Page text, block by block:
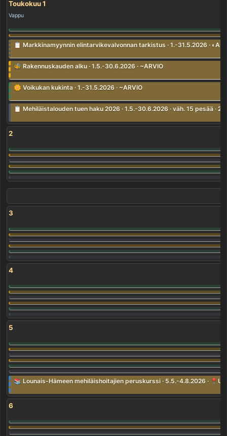
Toukokuu 1
Vappu
📋 Markkinamyynnin elintarvikevalvonnan tarkistus · 1.-31.5.2026 ·
🐝 Rakennuskauden alku · 1.5.-30.6.2026 · ~ARVIO
🌼 Voikukan kukinta · 1.-31.5.2026 · ~ARVIO
📋 Mehiläistalouden tuen haku 2026 · 1.5.-30.6.2026 · väh. 15 pesää ·
2
3
4
5
📚 Lounais-Hämeen mehiläishoitajien peruskurssi · 5.5.-4.8.2026 ·
6